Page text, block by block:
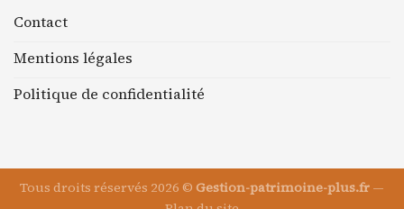
Contact
Mentions légales
Politique de confidentialité
Tous droits réservés 2026 © Gestion-patrimoine-plus.fr —